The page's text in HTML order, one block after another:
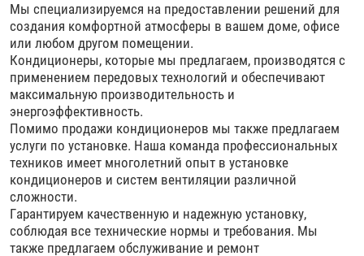
Мы специализируемся на предоставлении решений для
создания комфортной атмосферы в вашем доме, офисе
или любом другом помещении.
Кондиционеры, которые мы предлагаем, производятся с
применением передовых технологий и обеспечивают
максимальную производительность и
энергоэффективность.
Помимо продажи кондиционеров мы также предлагаем
услуги по установке. Наша команда профессиональных
техников имеет многолетний опыт в установке
кондиционеров и систем вентиляции различной
сложности.
Гарантируем качественную и надежную установку,
соблюдая все технические нормы и требования. Мы
также предлагаем обслуживание и ремонт